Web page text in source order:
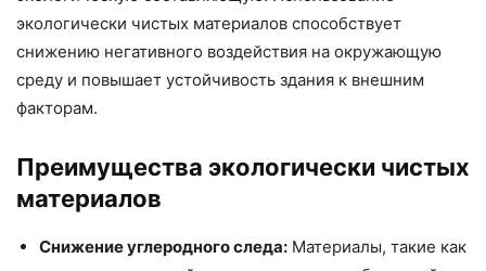
экологически чистых материалов способствует
снижению негативного воздействия на окружающую
среду и повышает устойчивость здания к внешним
факторам.
Преимущества экологически чистых
материалов
Снижение углеродного следа: Материалы, такие как